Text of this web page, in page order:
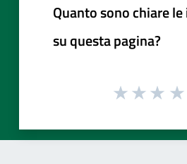
Quanto sono chiare
su questa pagina?